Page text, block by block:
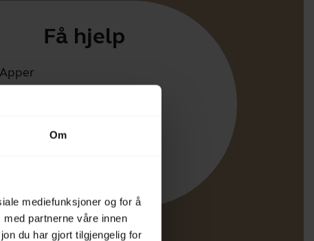
Om
mediefunksjoner og for å
partnerne våre innen
du har gjort tilgjengelig for
Få hjelp